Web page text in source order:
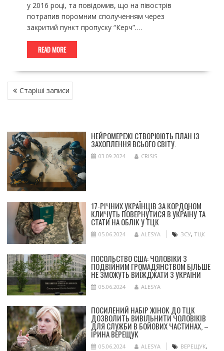
у 2016 році, та повідомив, що на півострів
потрапив поромним сполученням через
закритий пункт пропуску “Керч”.…
READ MORE
НАВІГАЦІЯ
ЗА Старіші записи
НЕЙРОМЕРЕЖІ СТВОРЮЮТЬ ПЛАН ІЗ
ЗАХОПЛЕННЯ ВСЬОГО СВІТУ.
03.09.2024 CRISIS
17-РІЧНИХ УКРАЇНЦІВ ЗА КОРДОНОМ
КЛИЧУТЬ ПОВЕРНУТИСЯ В УКРАЇНУ ТА
СТАТИ НА ОБЛІК У ТЦК
05.06.2024 ALESYA ЗСУ, ТЦК
ПОСОЛЬСТВО США: ЧОЛОВІКИ З
ПОДВІЙНИМ ГРОМАДЯНСТВОМ БІЛЬШЕ
НЕ ЗМОЖУТЬ ВИЇЖДЖАТИ З УКРАЇНИ
05.06.2024 ALESYA
ПОСИЛЕНИЙ НАБІР ЖІНОК ДО ТЦК
ДОЗВОЛИТЬ ВИВІЛЬНИТИ ЧОЛОВІКІВ
ДЛЯ СЛУЖБИ В БОЙОВИХ ЧАСТИНАХ, –
ІРИНА ВЕРЕЩУК
05.06.2024 ALESYA ВЕРЕЩУК,